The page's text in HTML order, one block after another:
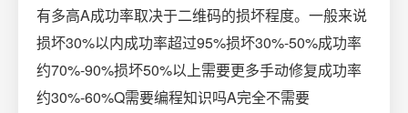
有多高A成功率取决于二维码的损坏程度。一般来说
损坏30%以内成功率超过95%损坏30%-50%成功率
约70%-90%损坏50%以上需要更多手动修复成功率
约30%-60%Q需要编程知识吗A完全不需要